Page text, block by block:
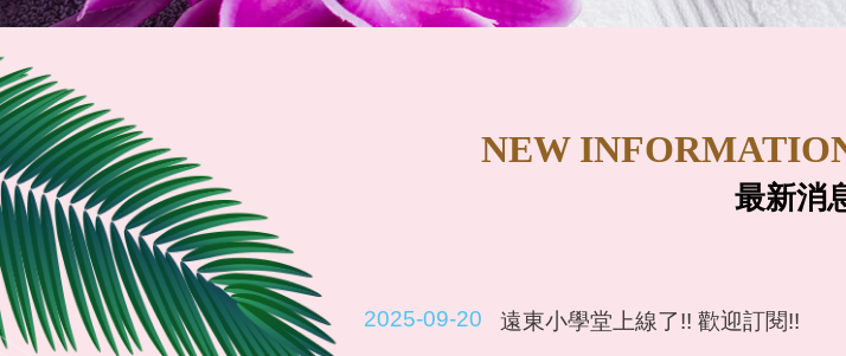
NEW
最新消
2025-09-20 遠東小學堂上線了!! 歡迎訂閱!!